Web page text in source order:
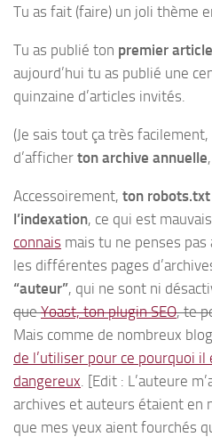
Tu as fait (faire) un joli thème
Tu as publié ton premier
aujourd’hui tu as publié une
quinzaine d’articles invités.
(Je sais tout ça très facilement,
d’afficher ton archive annuelle
Accessoirement, ton robots.txt
l’indexation, ce qui est
connais mais tu ne penses
les différentes pages
“auteur”, qui ne sont ni
queYoast, ton plugin SEO, te
Mais comme de nombreux
de l’utiliser pour ce pourquoi
dangereux . [Edit : L’auteure
archives et auteurs étaient en
que mes yeux aient fourchés